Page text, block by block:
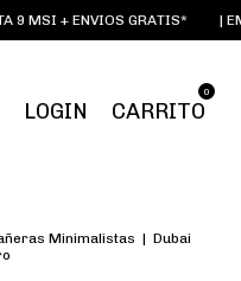
ENVIOS GRATIS* | EMAIL:
LOGIN CARRITO
0
Minimalistas | Dubai